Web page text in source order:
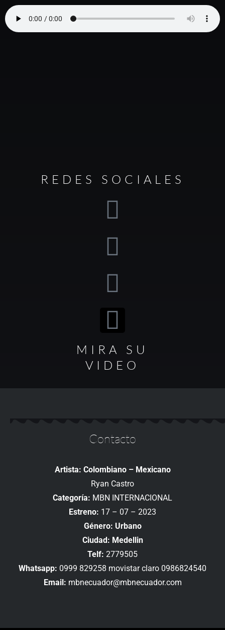
REDES SOCIALES
MIRA SU
VIDEO
Contacto
Artista: Colombiano – Mexicano
Ryan Castro
Categoría: MBN INTERNACIONAL
Estreno: 17 – 07 – 2023
Género: Urbano
Ciudad: Medellin
Telf: 2779505
Whatsapp: 0999 829258 movistar claro 0986824540
Email: mbnecuador@mbnecuador.com